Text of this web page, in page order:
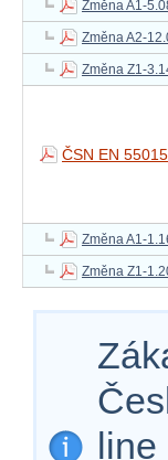
Změna A1-
Změna A2-
Změna Z1-
ČSN EN
Změna A1-
Změna Z1-
line